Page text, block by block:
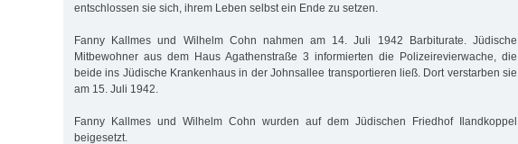
entschlossen sie sich, ihrem Leben selbst ein Ende zu setzen.
Fanny Kallmes und Wilhelm Cohn nahmen am 14. Juli 1942 Barbiturate. Jüdische
Mitbewohner aus dem Haus Agathenstraße 3 informierten die Polizeirevierwache, die
beide ins Jüdische Krankenhaus in der Johnsallee transportieren ließ. Dort verstarben sie
am 15. Juli 1942.
Fanny Kallmes und Wilhelm Cohn wurden auf dem Jüdischen Friedhof Ilandkoppel
beigesetzt.